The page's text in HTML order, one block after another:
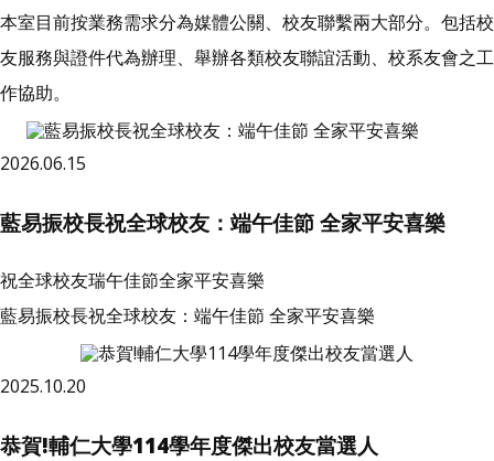
本室目前按業務需求分為媒體公關、校友聯繫兩大部分。包括校
友服務與證件代為辦理、舉辦各類校友聯誼活動、校系友會之工
作協助。
2026.06.15
藍易振校長祝全球校友：端午佳節 全家平安喜樂
祝全球校友瑞午佳節全家平安喜樂
藍易振校長祝全球校友：端午佳節 全家平安喜樂
2025.10.20
恭賀!輔仁大學114學年度傑出校友當選人